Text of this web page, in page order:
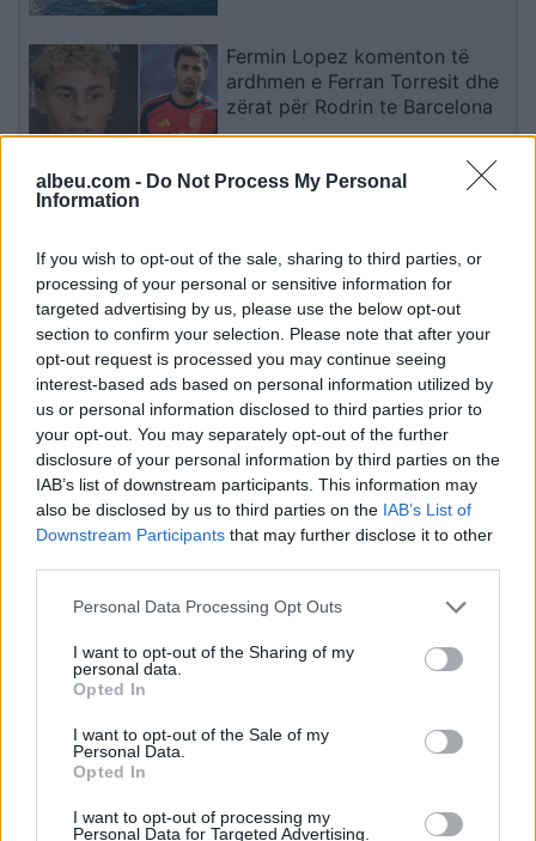
albeu.com - Do Not Process My Personal
Information
If you wish to opt-out of the sale, sharing to third parties, or
processing of your personal or sensitive information for
targeted advertising by us, please use the below opt-out
section to confirm your selection. Please note that after your
opt-out request is processed you may continue seeing
interest-based ads based on personal information utilized by
us or personal information disclosed to third parties prior to
your opt-out. You may separately opt-out of the further
disclosure of your personal information by third parties on the
IAB’s list of downstream participants. This information may
also be disclosed by us to third parties on the IAB’s List of
Downstream Participants that may further disclose it to other
Personal Data Processing Opt Outs
I want to opt-out of the Sharing of my
personal data.
Opted In
I want to opt-out of the Sale of my
Personal Data.
Opted In
I want to opt-out of processing my
Personal Data for Targeted Advertising.
Fermin Lopez komenton të
ardhmen e Ferran Torresit dhe
zërat për Rodrin te Barcelona
përgjegjësit ende nuk janë
përballur me drejtësinë
Esim for Global
Esim for USA | Esim for Italy Esim for Spain|Esim